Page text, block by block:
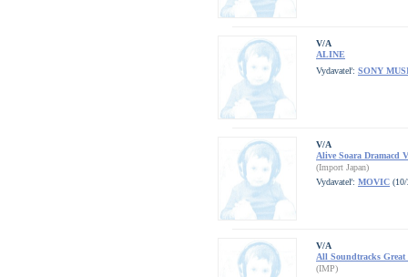
V/A
ALINE
Vydavateľ: SONY
V/A
Alive Soara Dramacd
(Import Japan)
Vydavateľ: MOVIC
V/A
All Soundtracks Great
(IMP)